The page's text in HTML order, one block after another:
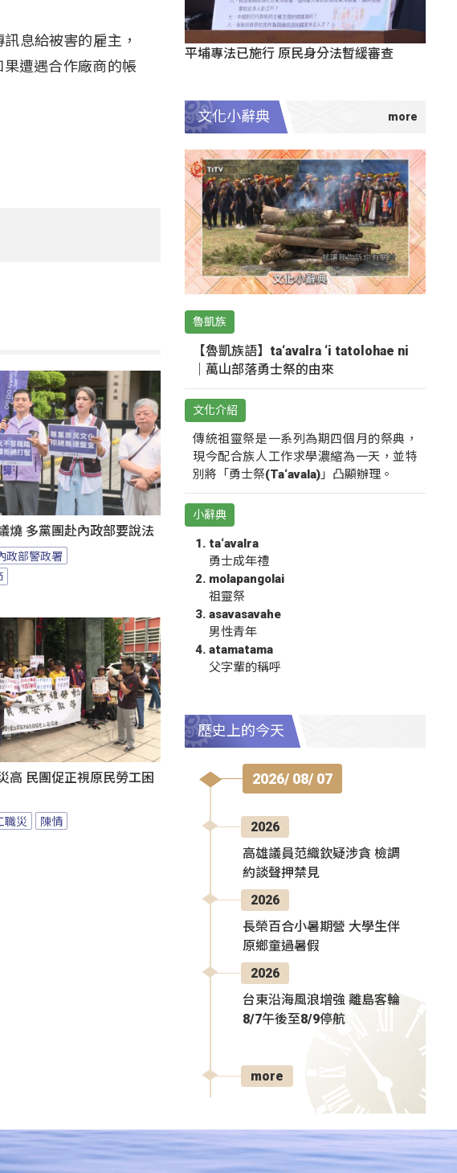
息給被害的雇主，
遭遇合作廠商的帳
燒 多黨團赴內政部要說法
政部警政署
高 民團促正視原民勞工困
職災 陳情
平埔專法已施行 原民身分法暫緩審查
文化小辭典
魯凱族
【魯凱族語】ta‘avalra ‘i tatolohae ni
｜萬山部落勇士祭的由來
文化介紹
傳統祖靈祭是一系列為期四個月的祭典，
現今配合族人工作求學濃縮為一天，並特
別將「勇士祭(Ta‘avala)」凸顯辦理。
小辭典
ta‘avalra
勇士成年禮
molapangolai
祖靈祭
asavasavahe
男性青年
atamatama
父字輩的稱呼
歷史上的今天
2026/ 08/ 07
2026
高雄議員范織欽疑涉貪 檢調
約談聲押禁見
2026
長榮百合小暑期營 大學生伴
原鄉童過暑假
2026
台東沿海風浪增強 離島客輪
8/7午後至8/9停航
more